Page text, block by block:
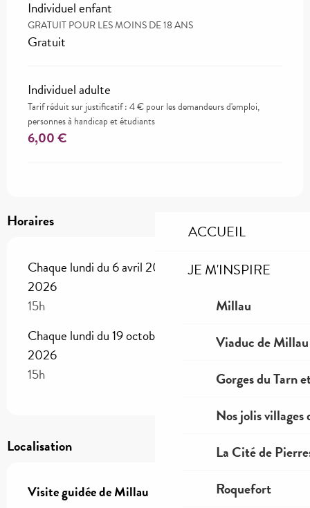
ACCUEIL
JE M'INSPIRE
Millau
Viaduc de Millau
Gorges du Tarn
Nos jolis villages
La Cité de
Roquefort
Individuel enfant
GRATUIT POUR LES MOINS DE 18 ANS
Gratuit
Individuel adulte
Tarif réduit sur justificatif : 4 € pour les demandeurs d'emploi,
personnes à handicap et étudiants
6,00 €
Horaires
Chaque lundi du 6 avril 2026 au 14 septembre
2026
15h
Chaque lundi du 19 octobre 2026 au 26 octobre
2026
15h
Localisation
Visite guidée de Millau